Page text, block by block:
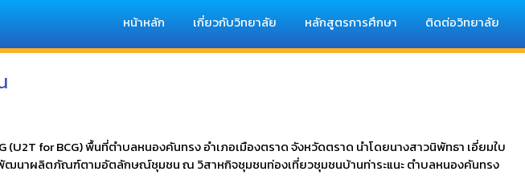
หน้าหลัก เกี่ยวกับวิทยาลัย หลักสูตรการศึกษา ติดต่อวิทยาลัย
for BCG) พื้นที่ตำบลหนองคันทรง อำเภอเมืองตราด จังหวัดตราด นำโดยนางสาวนิพัทธา เอี่ยมใบ
ฒนาผลิตภัณฑ์ตามอัตลักษณ์ชุมชน ณ วิสาหกิจชุมชนท่องเที่ยวชุมชนบ้านท่าระแนะ ตำบลหนองคันทรง